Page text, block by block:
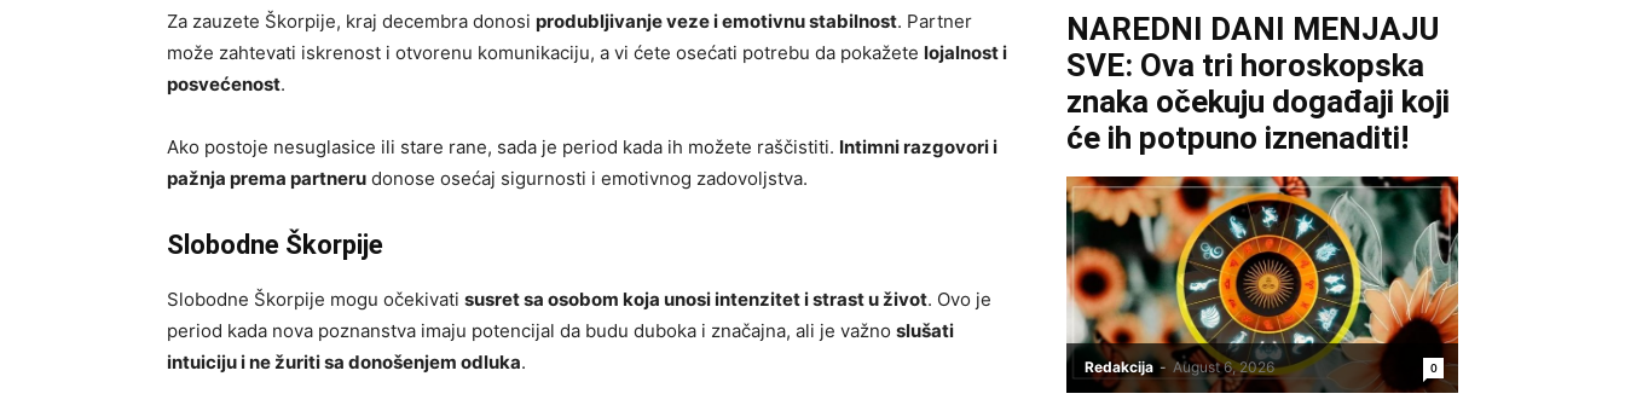
Za zauzete Škorpije, kraj decembra donosi produbljivanje veze i emotivnu stabilnost. Partner
može zahtevati iskrenost i otvorenu komunikaciju, a vi ćete osećati potrebu da pokažete lojalnost i
posvećenost.
Ako postoje nesuglasice ili stare rane, sada je period kada ih možete raščistiti. Intimni razgovori i
pažnja prema partneru donose osećaj sigurnosti i emotivnog zadovoljstva.
Slobodne Škorpije
Slobodne Škorpije mogu očekivati susret sa osobom koja unosi intenzitet i strast u život. Ovo je
period kada nova poznanstva imaju potencijal da budu duboka i značajna, ali je važno slušati
intuiciju i ne žuriti sa donošenjem odluka.
NAREDNI DANI MENJAJU
SVE: Ova tri horoskopska
znaka očekuju događaji koji
će ih potpuno iznenaditi!
Redakcija - August 6, 2026 0